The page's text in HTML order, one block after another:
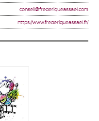
conseil@frederiqueassael.com
https://www.frederiqueassael.fr/